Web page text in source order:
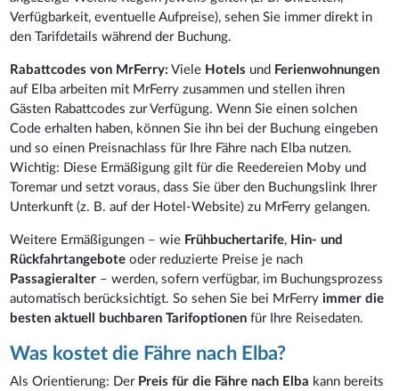
Verfügbarkeit, eventuelle Aufpreise), sehen Sie immer direkt in
den Tarifdetails während der Buchung.
Rabattcodes von MrFerry: Viele Hotels und Ferienwohnungen
auf Elba arbeiten mit MrFerry zusammen und stellen ihren
Gästen Rabattcodes zur Verfügung. Wenn Sie einen solchen
Code erhalten haben, können Sie ihn bei der Buchung eingeben
und so einen Preisnachlass für Ihre Fähre nach Elba nutzen.
Wichtig: Diese Ermäßigung gilt für die Reedereien Moby und
Toremar und setzt voraus, dass Sie über den Buchungslink Ihrer
Unterkunft (z. B. auf der Hotel-Website) zu MrFerry gelangen.
Weitere Ermäßigungen – wie Frühbuchertarife, Hin- und
Rückfahrtangeboteoder reduzierte Preise je nach
Passagieralter – werden, sofern verfügbar, im Buchungsprozess
automatisch berücksichtigt. So sehen Sie bei MrFerryimmer die
besten aktuell buchbaren Tarifoptionen für Ihre Reisedaten.
Was kostet die Fähre nach Elba?
Als Orientierung: Der Preis für die Fähre nach Elba kann bereits